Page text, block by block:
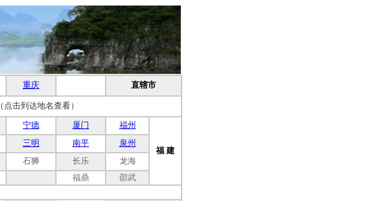
重庆 直辖市
（点击到达地名查看）
宁德 厦门 福州
福 建
三明 南平
泉州
石狮 长乐
龙海
福鼎 邵武